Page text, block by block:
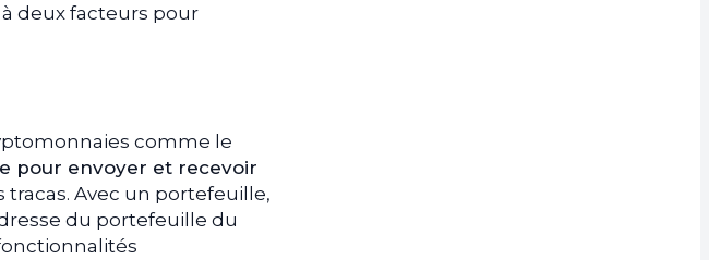
deux facteurs pour
comme le
pour envoyer et recevoir
tracas. Avec un portefeuille,
du portefeuille du